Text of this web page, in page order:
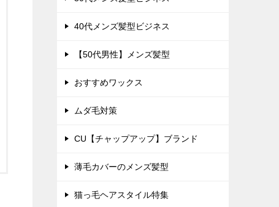
40代メンズ髪型ビジネス
【50代男性】メンズ髪型
おすすめワックス
ムダ毛対策
CU【チャップアップ】ブランド
薄毛カバーのメンズ髪型
猫っ毛ヘアスタイル特集